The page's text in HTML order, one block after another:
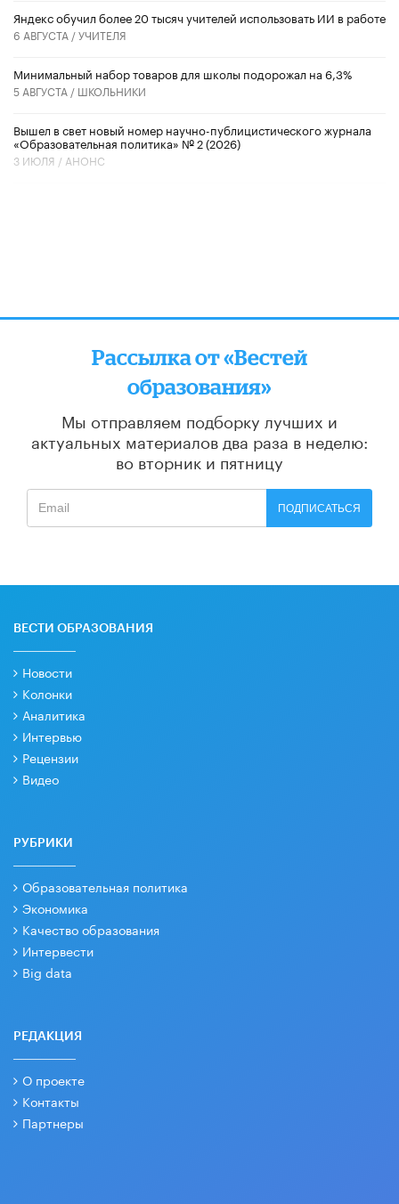
​Яндекс обучил более 20 тысяч учителей использовать ИИ в работе
6 АВГУСТА /УЧИТЕЛЯ
Минимальный набор товаров для школы подорожал на 6,3%
5 АВГУСТА / ШКОЛЬНИКИ
Вышел в свет новый номер научно-публицистического журнала
«Образовательная политика» № 2 (2026)
3 ИЮЛЯ / АНОНС
Рассылка от «Вестей
образования»
Мы отправляем подборку лучших и
актуальных материалов два раза в неделю:
во вторник и пятницу
ПОДПИСАТЬСЯ
ВЕСТИ ОБРАЗОВАНИЯ
Новости
Колонки
Аналитика
Интервью
Рецензии
Видео
РУБРИКИ
Образовательная политика
Экономика
Качество образования
Интервести
Big data
РЕДАКЦИЯ
О проекте
Контакты
Партнеры